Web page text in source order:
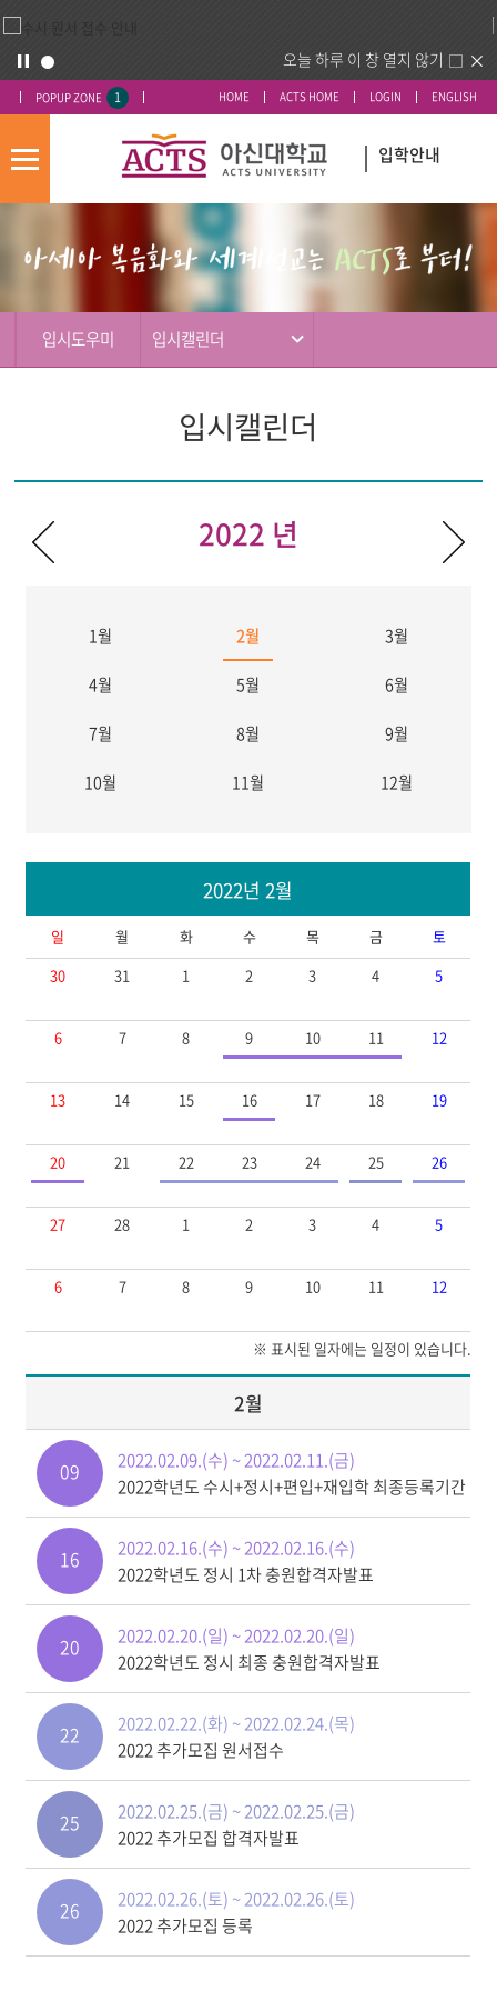
오늘 하루 이 창 열지 않기
POPUP ZONE 1 HOME ACTS HOME LOGIN ENGLISH
모
뉴
입학안내
입시도우미 입시캘린더
입시캘린더
2022 년
1월 2월
3월
4월
5월
6월
7월
8월
9월
10월
11월 12월
2022년 2월
일 월 화 수 목 금
토
30
31 1 2 3 4 5
6 7 8 9 10 11 12
13 14 15 16 17 18 19
20 21 22 23 24 25 26
27 28 1 2 3 4 5
6 7 8 9 10 11 12
※ 표시된 일자에는 일정이 있습니다.
2월
09
2022.02.09.(수) ~ 2022.02.11.(금)
2022학년도 수시+정시+편입+재입학 최종등록기간
16
2022.02.16.(수) ~ 2022.02.16.(수)
2022학년도 정시 1차 충원합격자발표
20
2022.02.20.(일) ~ 2022.02.20.(일)
2022학년도 정시 최종 충원합격자발표
22
2022.02.22.(화) ~ 2022.02.24.(목)
2022 추가모집 원서접수
25
2022.02.25.(금) ~ 2022.02.25.(금)
2022 추가모집 합격자발표
26
2022.02.26.(토) ~ 2022.02.26.(토)
2022 추가모집 등록